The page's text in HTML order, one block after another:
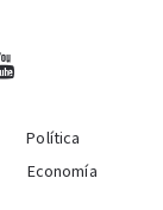
Política
Economía